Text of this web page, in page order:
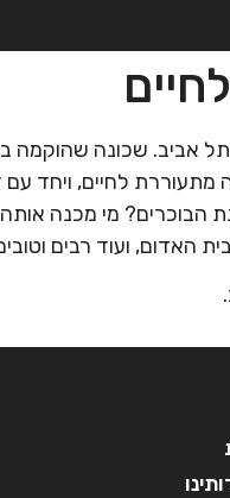
אביב. שכונה שהוקמה
מתעוררת לחיים,
הבוכרים? מי מכנה
האדום, ועוד רבים